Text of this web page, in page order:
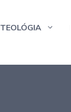
TEOLÓGIA